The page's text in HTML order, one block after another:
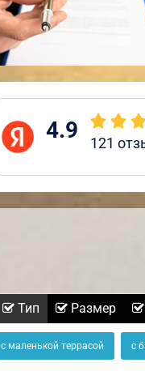
4.9 121
Тип Размер
с маленькой террасой с